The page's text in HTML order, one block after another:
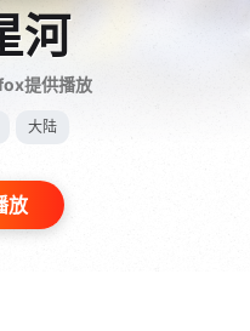
河
提供播放
大陆
放